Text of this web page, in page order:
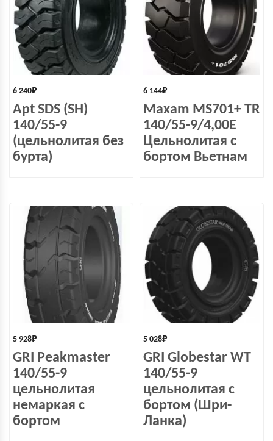
6 240₽
Apt SDS (SH)
140/55-9
(цельнолитая без
бурта)
6 144₽
Maxam MS701+ TR
140/55-9/4,00E
Цельнолитая с
бортом Вьетнам
5 928₽
GRI Peakmaster
140/55-9
цельнолитая
немаркая с
бортом
5 028₽
GRI Globestar WT
140/55-9
цельнолитая с
бортом (Шри-
Ланка)